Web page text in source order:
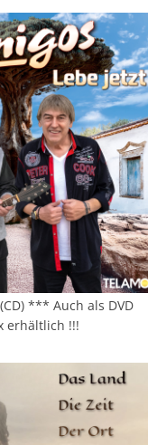
*** Auch als DVD
erhältlich !!!